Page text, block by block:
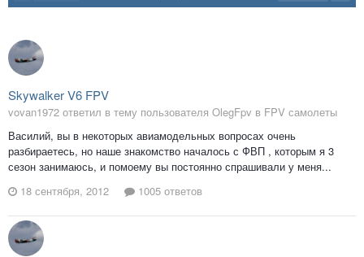
Skywalker V6 FPV
vovan1972 ответил в тему пользователя OlegFpv в FPV самолеты
Василий, вы в некоторых авиамодельных вопросах очень
разбираетесь, но наше знакомство началось с ФВП , которым я 3
сезон занимаюсь, и помоему вы постоянно спрашивали у меня...
18 сентября, 2012
1005 ответов